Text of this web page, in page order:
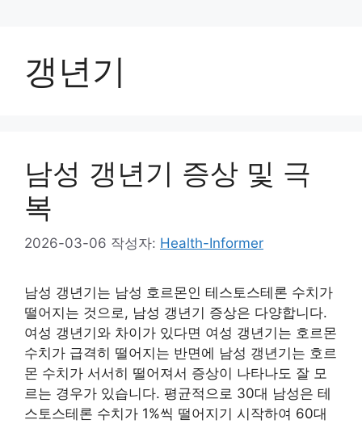
갱년기
남성 갱년기 증상 및 극
복
2026-03-06 작성자: Health-Informer
남성 갱년기는 남성 호르몬인 테스토스테론 수치가
떨어지는 것으로, 남성 갱년기 증상은 다양합니다.
여성 갱년기와 차이가 있다면 여성 갱년기는 호르몬
수치가 급격히 떨어지는 반면에 남성 갱년기는 호르
몬 수치가 서서히 떨어져서 증상이 나타나도 잘 모
르는 경우가 있습니다. 평균적으로 30대 남성은 테
스토스테론 수치가 1%씩 떨어지기 시작하여 60대